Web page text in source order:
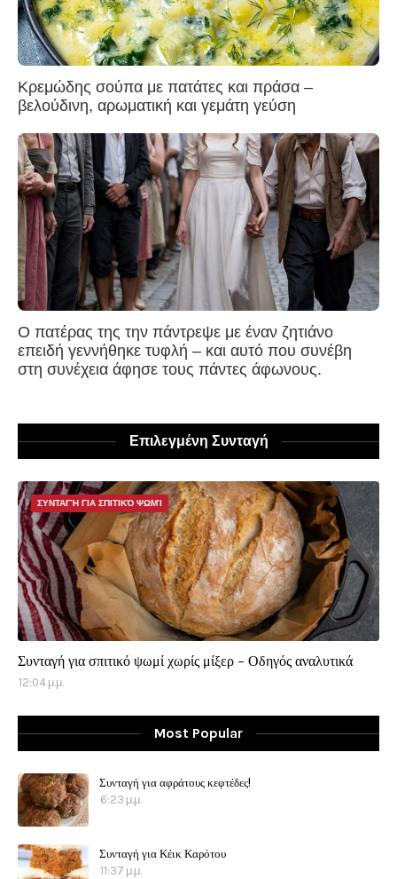
Κρεμώδης σούπα με πατάτες και πράσα –
βελούδινη, αρωματική και γεμάτη γεύση
Ο πατέρας της την πάντρεψε με έναν ζητιάνο
επειδή γεννήθηκε τυφλή – και αυτό που συνέβη
στη συνέχεια άφησε τους πάντες άφωνους.
Επιλεγμένη Συνταγή
ΣΥΝΤΑΓΉ ΓΙΑ ΣΠΙΤΙΚΌ ΨΩΜΊ
Συνταγή για σπιτικό ψωμί χωρίς μίξερ - Οδηγός αναλυτικά
12:04 μ.μ.
Most Popular
Συνταγή για αφράτους κεφτέδες!
6:23 μ.μ.
Συνταγή για Κέικ Καρότου
11:37 μ.μ.